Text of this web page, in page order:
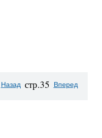
Назад стр.35 Вперед